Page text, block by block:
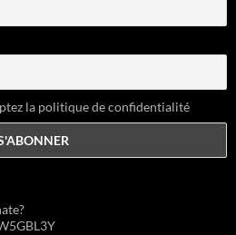
la politique de confidentialité